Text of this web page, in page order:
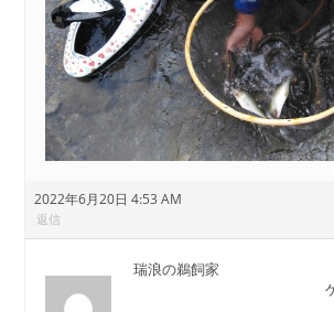
2022年6月20日 4:53 AM
返信
瑞浪の鵜飼家